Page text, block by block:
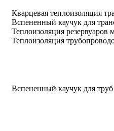
Кварцевая теплоизоляция
Вспененный каучук для
Теплоизоляция резервуаров
Теплоизоляция
Вспененный каучук для